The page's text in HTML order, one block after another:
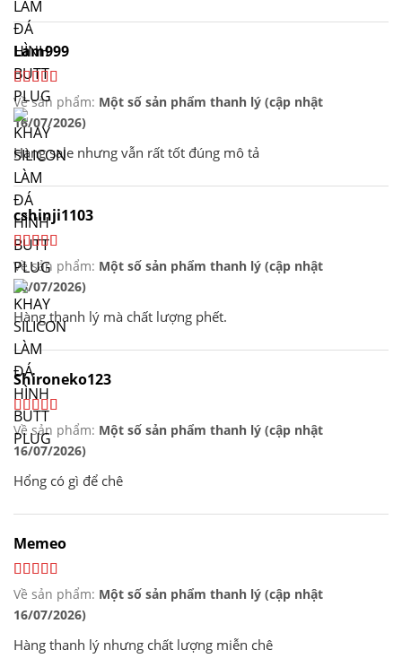
Lam999
Về sản phẩm: Một số sản phẩm thanh lý (cập nhật
16/07/2026)
Hàng sale nhưng vẫn rất tốt đúng mô tả
cshinji1103
Về sản phẩm: Một số sản phẩm thanh lý (cập nhật
16/07/2026)
Hàng thanh lý mà chất lượng phết.
Shironeko123
Về sản phẩm: Một số sản phẩm thanh lý (cập nhật
16/07/2026)
Hổng có gì để chê
Memeo
Về sản phẩm: Một số sản phẩm thanh lý (cập nhật
16/07/2026)
Hàng thanh lý nhưng chất lượng miễn chê